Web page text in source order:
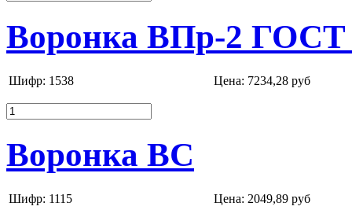
Воронка ВПр-2 ГОСТ
Шифр: 1538 Цена: 7234,28 руб
Воронка ВС
Шифр: 1115 Цена: 2049,89 руб